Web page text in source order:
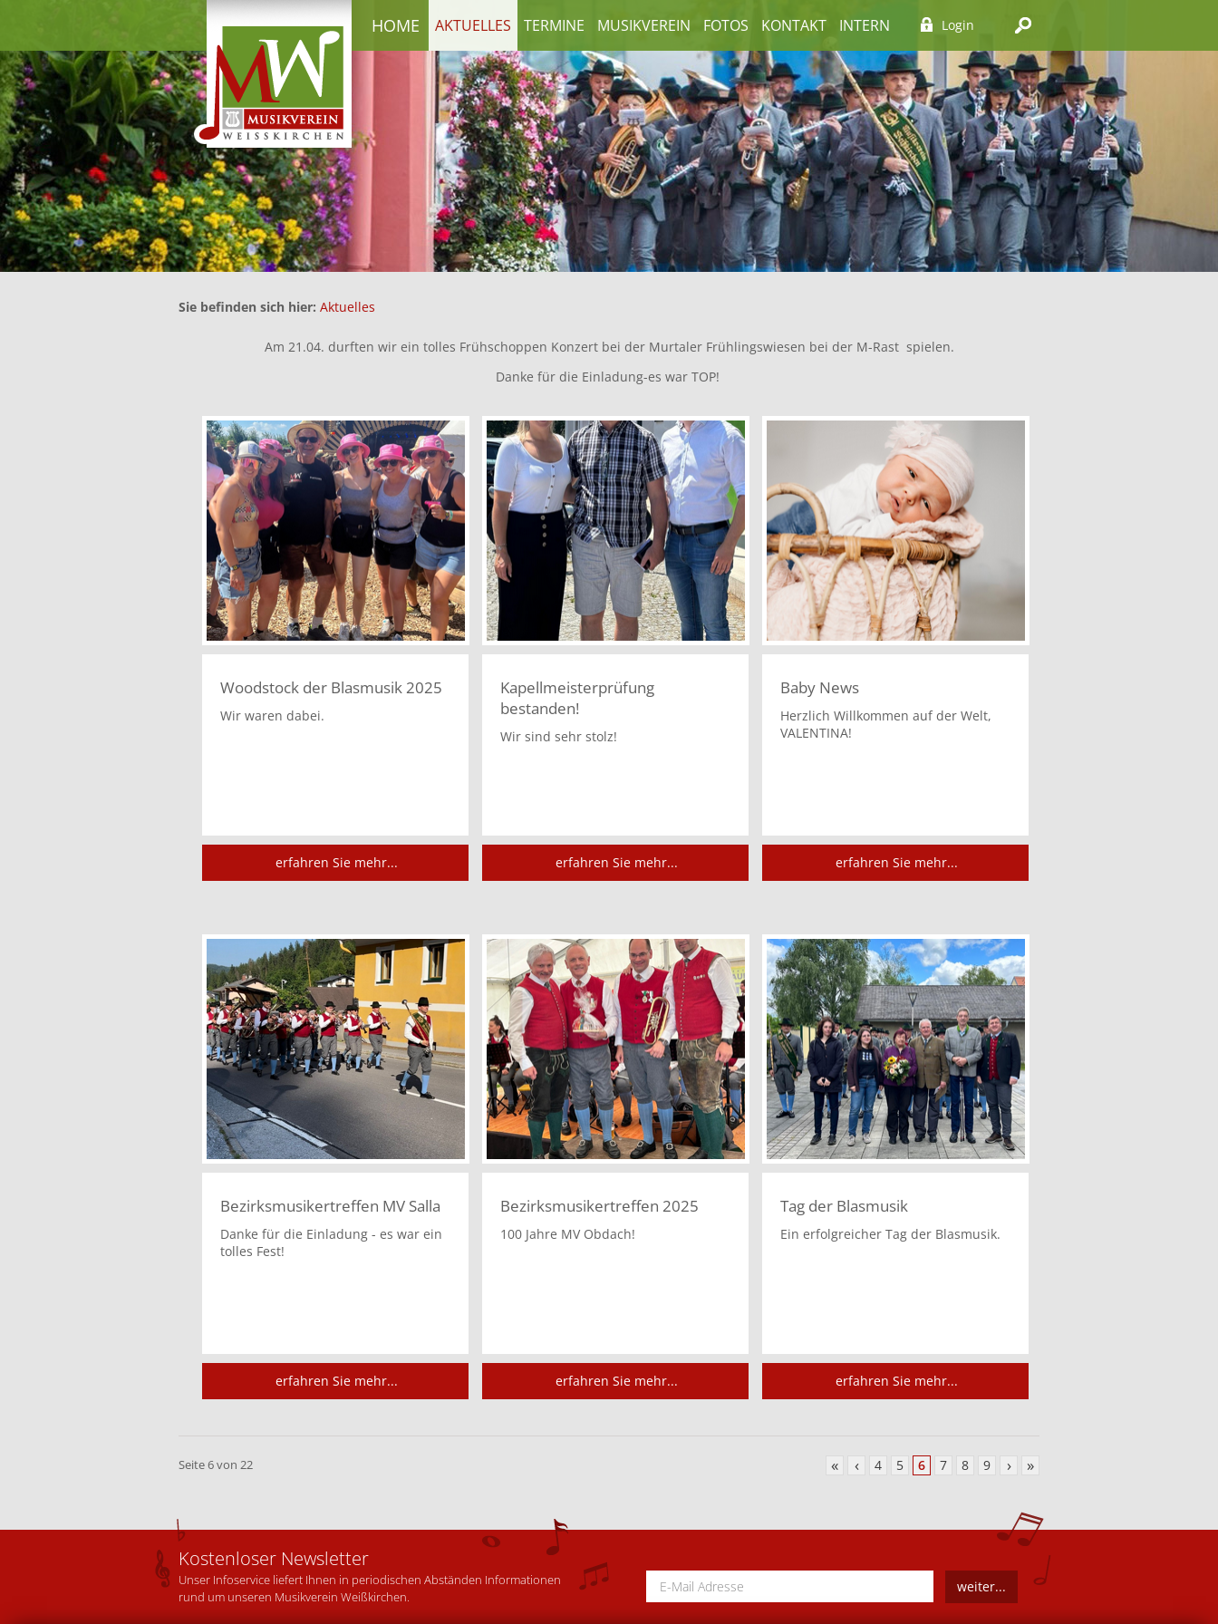
Login
HOME AKTUELLES TERMINE MUSIKVEREIN FOTOS KONTAKT INTERN
Sie befinden sich hier: Aktuelles
Am 21.04. durften wir ein tolles Frühschoppen Konzert bei der Murtaler Frühlingswiesen bei der M-Rast spielen.
Danke für die Einladung-es war TOP!
Woodstock der Blasmusik 2025
Wir waren dabei.
erfahren Sie mehr...
Kapellmeisterprüfung
bestanden!
Wir sind sehr stolz!
erfahren Sie mehr...
Baby News
Herzlich Willkommen auf der Welt,
VALENTINA!
erfahren Sie mehr...
Bezirksmusikertreffen MV Salla
Danke für die Einladung - es war ein
tolles Fest!
erfahren Sie mehr...
Bezirksmusikertreffen 2025
100 Jahre MV Obdach!
erfahren Sie mehr...
Tag der Blasmusik
Ein erfolgreicher Tag der Blasmusik.
erfahren Sie mehr...
Seite 6 von 22 « ‹ 4 5 6 7 8 9 › »
Kostenloser Newsletter
Unser Infoservice liefert Ihnen in periodischen Abständen Informationen
rund um unseren Musikverein Weißkirchen.